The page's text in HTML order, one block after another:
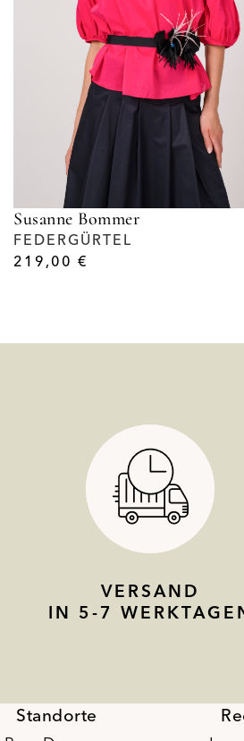
Susanne Bommer
FEDERGÜRTEL
219,00 €
VERSAND
IN 5-7
Standorte